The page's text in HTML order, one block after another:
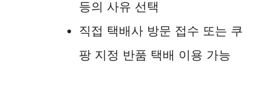
등의 사유 선택
직접 택배사 방문 접수 또는 쿠
팡 지정 반품 택배 이용 가능